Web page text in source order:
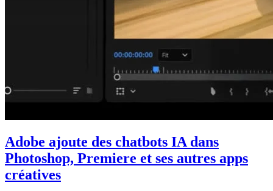
Adobe ajoute des chatbots IA dans
Photoshop, Premiere et ses autres apps
créatives